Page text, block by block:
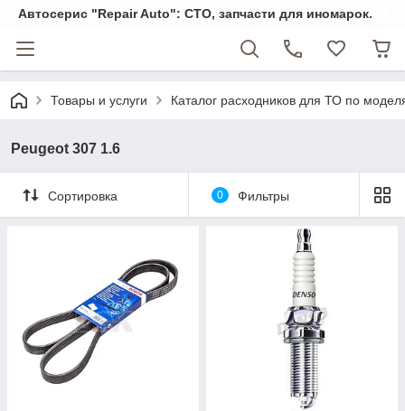
Автосерис "Repair Auto": СТО, запчасти для иномарок.
Товары и услуги Каталог расходников для ТО по
Peugeot 307 1.6
Сортировка 0 Фильтры